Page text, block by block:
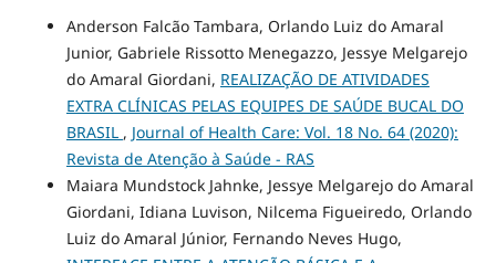
Anderson Falcão Tambara, Orlando Luiz do Amaral
Junior, Gabriele Rissotto Menegazzo, Jessye Melgarejo
do Amaral Giordani, REALIZAÇÃO DE ATIVIDADES
EXTRA CLÍNICAS PELAS EQUIPES DE SAÚDE BUCAL DO
BRASIL , Journal of Health Care: Vol. 18 No. 64 (2020):
Revista de Atenção à Saúde - RAS
Maiara Mundstock Jahnke, Jessye Melgarejo do Amaral
Giordani, Idiana Luvison, Nilcema Figueiredo, Orlando
Luiz do Amaral Júnior, Fernando Neves Hugo,